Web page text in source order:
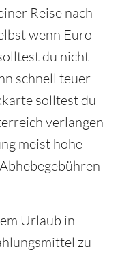
Reise nach
wenn Euro
du nicht
schnell teuer
solltest du
verlangen
meist hohe
Urlaub in
zu